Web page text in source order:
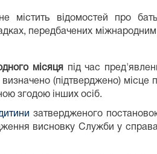
містить відомостей про
передбачених
місяця під час
визначено (підтверджено) місце
згодою інших осіб.
затвердженого
висновку Служби у